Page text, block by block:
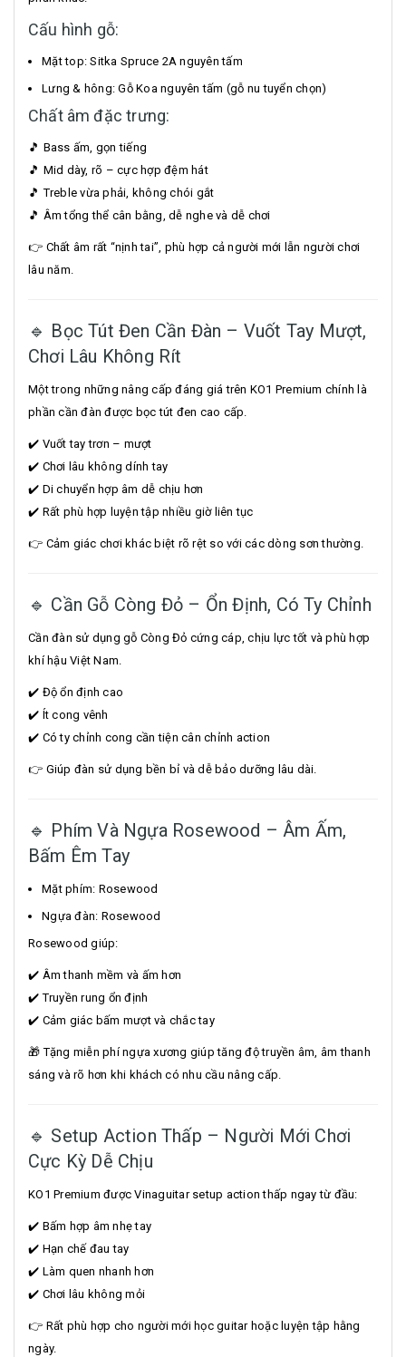
Cấu hình gỗ:
Mặt top: Sitka Spruce 2A nguyên tấm
Lưng & hông: Gỗ Koa nguyên tấm (gỗ nu tuyển chọn)
Chất âm đặc trưng:
🎵 Bass ấm, gọn tiếng
🎵 Mid dày, rõ – cực hợp đệm hát
🎵 Treble vừa phải, không chói gắt
🎵 Âm tổng thể cân bằng, dễ nghe và dễ chơi
👉 Chất âm rất “nịnh tai”, phù hợp cả người mới lẫn người chơi
lâu năm.
🔹 Bọc Tút Đen Cần Đàn – Vuốt Tay Mượt,
Chơi Lâu Không Rít
Một trong những nâng cấp đáng giá trên KO1 Premium chính là
phần cần đàn được bọc tút đen cao cấp.
✔️ Vuốt tay trơn – mượt
✔️ Chơi lâu không dính tay
✔️ Di chuyển hợp âm dễ chịu hơn
✔️ Rất phù hợp luyện tập nhiều giờ liên tục
👉 Cảm giác chơi khác biệt rõ rệt so với các dòng sơn thường.
🔹 Cần Gỗ Còng Đỏ – Ổn Định, Có Ty Chỉnh
Cần đàn sử dụng gỗ Còng Đỏ cứng cáp, chịu lực tốt và phù hợp
khí hậu Việt Nam.
✔️ Độ ổn định cao
✔️ Ít cong vênh
✔️ Có ty chỉnh cong cần tiện cân chỉnh action
👉 Giúp đàn sử dụng bền bỉ và dễ bảo dưỡng lâu dài.
🔹 Phím Và Ngựa Rosewood – Âm Ấm,
Bấm Êm Tay
Mặt phím: Rosewood
Ngựa đàn: Rosewood
Rosewood giúp:
✔️ Âm thanh mềm và ấm hơn
✔️ Truyền rung ổn định
✔️ Cảm giác bấm mượt và chắc tay
🎁 Tặng miễn phí ngựa xương giúp tăng độ truyền âm, âm thanh
sáng và rõ hơn khi khách có nhu cầu nâng cấp.
🔹 Setup Action Thấp – Người Mới Chơi
Cực Kỳ Dễ Chịu
KO1 Premium được Vinaguitar setup action thấp ngay từ đầu:
✔️ Bấm hợp âm nhẹ tay
✔️ Hạn chế đau tay
✔️ Làm quen nhanh hơn
✔️ Chơi lâu không mỏi
👉 Rất phù hợp cho người mới học guitar hoặc luyện tập hằng
ngày.